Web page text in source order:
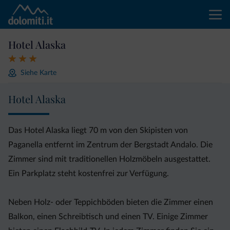
Hotel Alaska
Siehe Karte
Hotel Alaska
Das Hotel Alaska liegt 70 m von den Skipisten von
Paganella entfernt im Zentrum der Bergstadt Andalo. Die
Zimmer sind mit traditionellen Holzmöbeln ausgestattet.
Ein Parkplatz steht kostenfrei zur Verfügung.
Neben Holz- oder Teppichböden bieten die Zimmer einen
Balkon, einen Schreibtisch und einen TV. Einige Zimmer